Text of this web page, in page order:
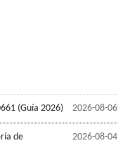
2026-08-06
(Guía 2026)
2026-08-04
de